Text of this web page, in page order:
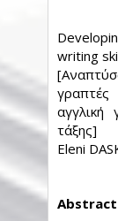
writing
αγγλική
τάξης]
Eleni
Abstract